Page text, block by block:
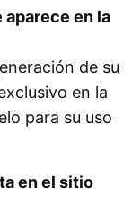
aparece en la
de su
en la
para su uso
en el sitio